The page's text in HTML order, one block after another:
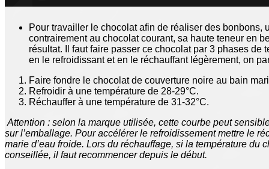
Pour travailler le chocolat afin de réaliser des bonbons,
contrairement au chocolat courant, sa haute teneur en
résultat. Il
faut faire passer ce chocolat par 3 phases de
en le refroidissant et en le réchauffant légèrement, on
Faire fondre le chocolat de couverture noire au bain
Refroidir à une température de 28-29°C.
Réchauffer à une température de 31-32°C.
Attention : selon la marque utilisée, cette courbe peut
sur l’emballage. Pour accélérer le refroidissement mettre le
marie d’eau froide. Lors du réchauffage, si la température du
conseillée, il faut recommencer depuis le début.